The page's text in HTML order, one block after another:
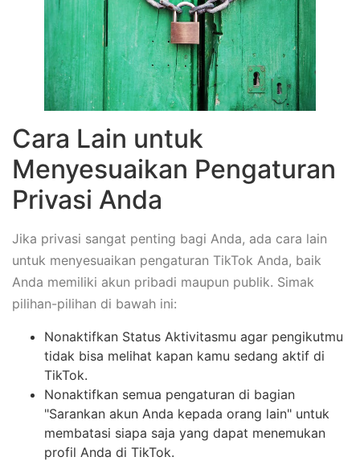
Cara Lain untuk
Menyesuaikan Pengaturan
Privasi Anda
Jika privasi sangat penting bagi Anda, ada cara lain
untuk menyesuaikan pengaturan TikTok Anda, baik
Anda memiliki akun pribadi maupun publik. Simak
pilihan-pilihan di bawah ini:
Nonaktifkan Status Aktivitasmu agar pengikutmu
tidak bisa melihat kapan kamu sedang aktif di
TikTok.
Nonaktifkan semua pengaturan di bagian
"Sarankan akun Anda kepada orang lain" untuk
membatasi siapa saja yang dapat menemukan
profil Anda di TikTok.